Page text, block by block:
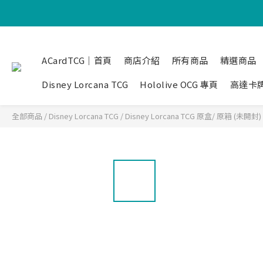
ACardTCG｜首頁 商店介紹 所有商品
精選商品
Disney Lorcana TCG
Hololive OCG 專頁 高達卡
全部商品 / Disney Lorcana TCG / Disney Lorcana TCG 原盒/ 原箱 (未開封)